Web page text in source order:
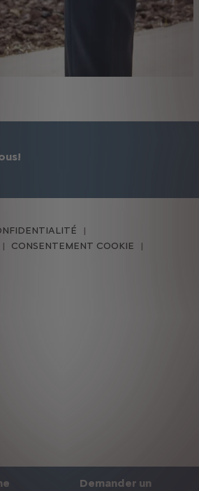
Demander un
CONSENTEMENT COOKIE